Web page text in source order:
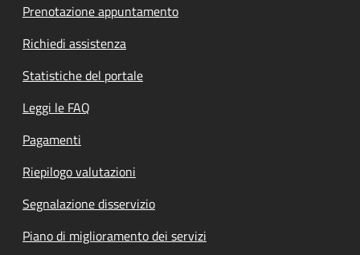
Prenotazione appuntamento
Richiedi assistenza
Statistiche del portale
Leggi le FAQ
Pagamenti
Riepilogo valutazioni
Segnalazione disservizio
Piano di miglioramento dei servizi